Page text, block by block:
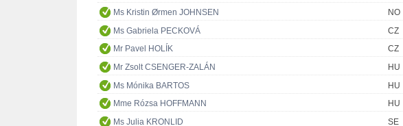
Ms Kristin Ørmen JOHNSEN
NO
Ms Gabriela PECKOVÁ
CZ
Mr Pavel HOLÍK
CZ
Mr Zsolt CSENGER-ZALÁN
HU
Ms Mónika BARTOS
HU
Mme Rózsa HOFFMANN
HU
Ms Julia KRONLID
SE